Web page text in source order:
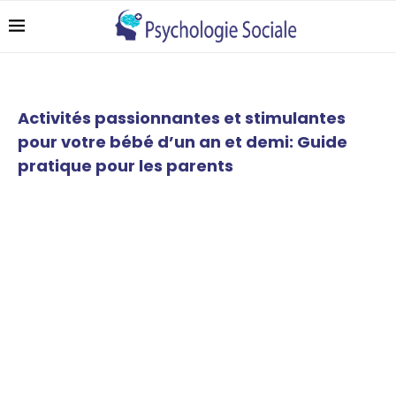
Activités passionnantes et stimulantes
pour votre bébé d’un an et demi: Guide
pratique pour les parents